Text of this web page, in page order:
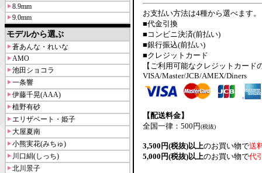
8.9mm
9.0mm
モデルから選ぶ
蒼あんな・れいな
AMO
池田ショコラ
一条響
伊藤千晃(AAA)
植野有砂
エリザベート・姫子
大屋夏南
小熊実花(みちゅ)
川口絹(しっち)
北川景子
お支払い方法は4種から選べます。
■代金引換
■コンビニ決済(前払い)
■銀行振込(前払い)
■クレジットカード
【ご利用可能なクレジットカード
VISA/Master/JCB/AMEX/Diners
【配送料金】
全国一律：500円(税抜)
3,500円(税抜)以上のお買い物で送
5,000円(税抜)以上のお買い物で代